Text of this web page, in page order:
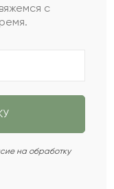
с
на обработку